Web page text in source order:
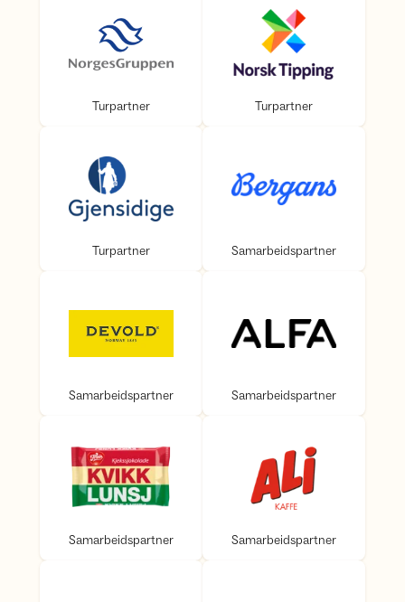
Turpartner Turpartner
Turpartner Samarbeidspartner
Samarbeidspartner Samarbeidspartner
Samarbeidspartner Samarbeidspartner